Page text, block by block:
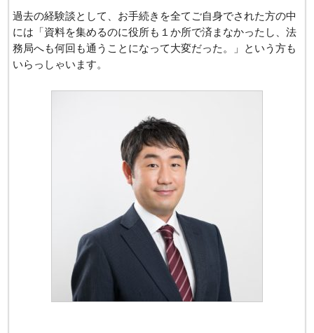
過去の経験談として、お手続きを全てご自身でされた方の中
には「資料を集めるのに役所も１か所で済まなかったし、法
務局へも何回も通うことになって大変だった。」という方も
いらっしゃいます。